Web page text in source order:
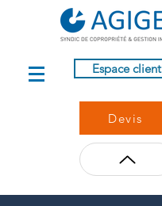
Espace client
Devis